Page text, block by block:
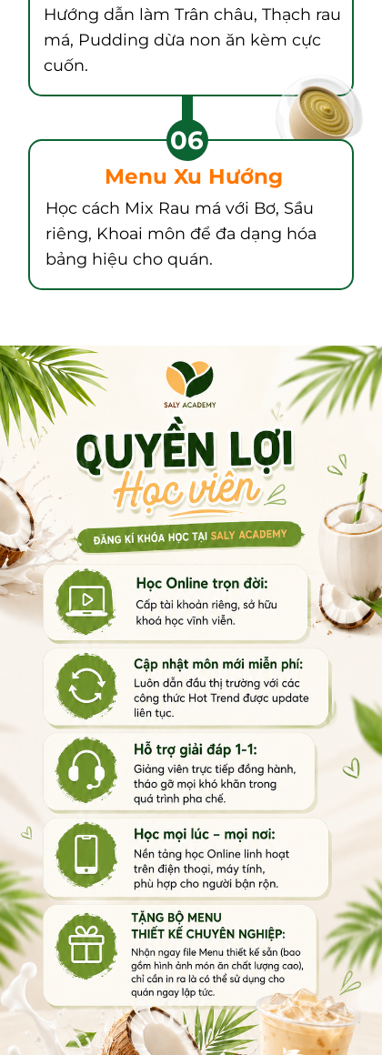
Hướng dẫn làm Trân châu, Thạch rau
má, Pudding dừa non ăn kèm cực
cuốn.
Menu Xu Hướng
Học cách Mix Rau má với Bơ, Sầu
riêng, Khoai môn để đa dạng hóa
bảng hiệu cho quán.
06